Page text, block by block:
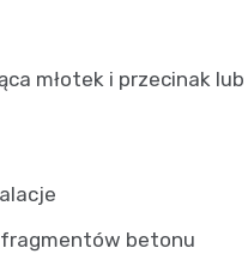
młotek i przecinak lub
betonu